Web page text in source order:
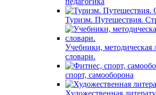
Туризм. Путешествия.
Учебники, методическая
словари.
спорт, самооборона
Художественная